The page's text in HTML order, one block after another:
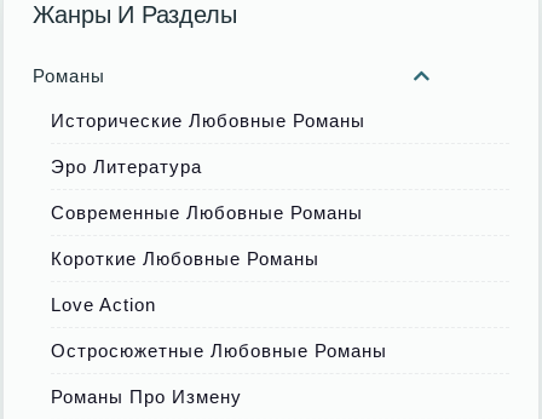
Жанры И Разделы
Романы
Исторические Любовные Романы
Эро Литература
Современные Любовные Романы
Короткие Любовные Романы
Love Action
Остросюжетные Любовные Романы
Романы Про Измену